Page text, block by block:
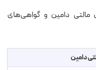
دامین و گواهی‌های
دامین